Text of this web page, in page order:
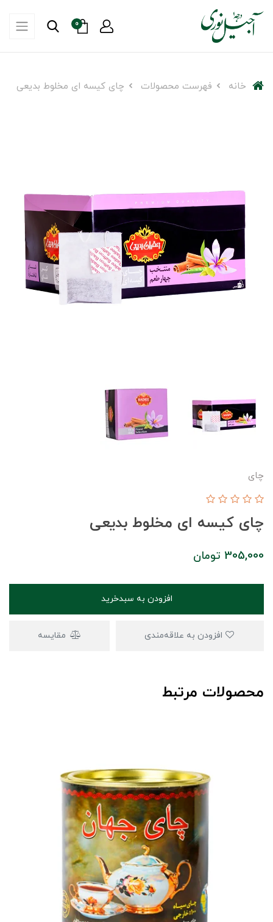
0
خانه فهرست محصولات چای کیسه ای مخلوط بدیعی
چای
چای کیسه ای مخلوط بدیعی
305,000 تومان
افزودن به سبدخرید
مقایسه
محصولات مرتبط